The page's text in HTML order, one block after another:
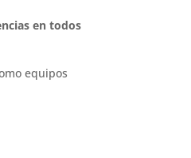
en todos
equipos